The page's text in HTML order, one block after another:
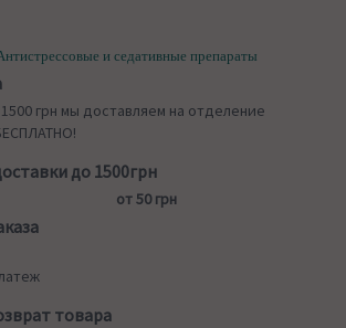
и седативные препараты
грн мы доставляем на отделение
до 1500грн
от 50 грн
товара